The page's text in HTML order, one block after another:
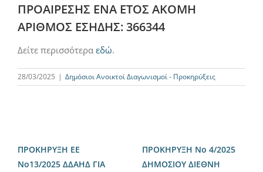
ΠΡΟΑΙΡΕΣΗΣ ΕΝΑ ΕΤΟΣ ΑΚΟΜΗ
ΑΡΙΘΜΟΣ ΕΣΗΔΗΣ: 366344
Δείτε περισσότερα εδώ.
28/03/2025 | Δημόσιοι Ανοικτοί Διαγωνισμοί - Προκηρύξεις
ΠΡΟΚΗΡΥΞΗ ΕΕ
Νο13/2025 ΔΔΑΗΔ ΓΙΑ
ΠΡΟΚΗΡΥΞΗ Νο 4/2025
ΔΗΜΟΣΙΟΥ ΔΙΕΘΝΗ